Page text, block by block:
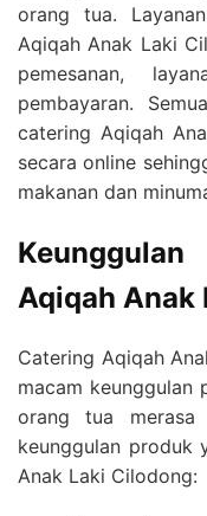
orang tua.
Aqiqah Anak Laki
pemesanan,
pembayaran.
catering Aqiqah
secara online
makanan dan
Aqiqah Anak
Catering Aqiqah
macam keunggulan
orang tua merasa
keunggulan produk
Anak Laki Cilodong: